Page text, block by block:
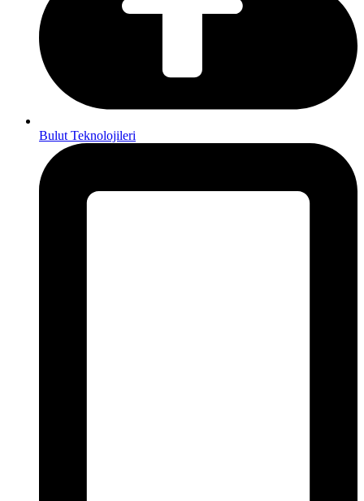
Bulut Teknolojileri